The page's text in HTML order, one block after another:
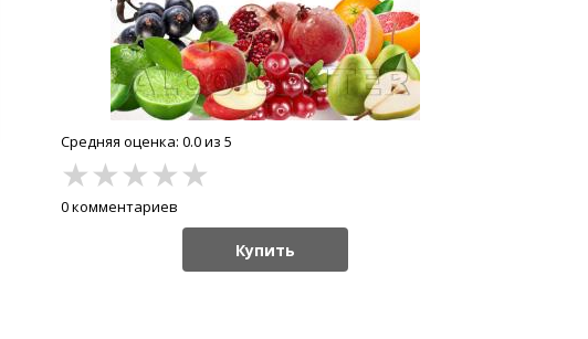
Средняя оценка: 0.0 из 5
★★★★★
0 комментариев
Купить